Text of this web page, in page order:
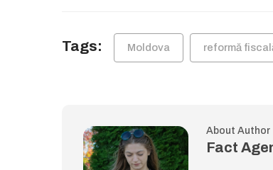
Tags: Moldova reformă
About Author
Fact